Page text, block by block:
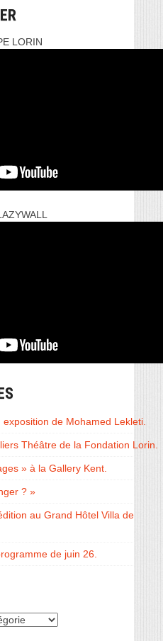
LORIN
exposition de Mohamed Lekleti.
Théâtre de la Fondation Lorin.
» à la Gallery Kent.
? »
au Grand Hôtel Villa de
de juin 26.